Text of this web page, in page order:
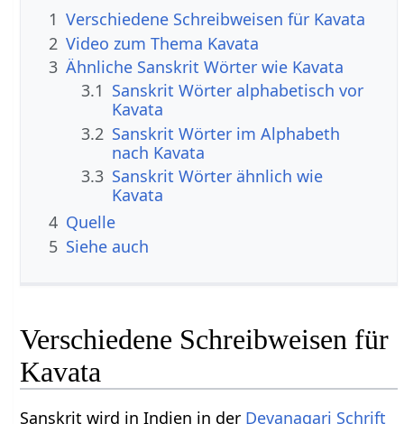
1 Verschiedene Schreibweisen für Kavata
2 Video zum Thema Kavata
3 Ähnliche Sanskrit Wörter wie Kavata
3.1 Sanskrit Wörter alphabetisch vor
Kavata
3.2 Sanskrit Wörter im Alphabeth
nach Kavata
3.3 Sanskrit Wörter ähnlich wie
Kavata
4 Quelle
5 Siehe auch
Verschiedene Schreibweisen für
Kavata
Sanskrit wird in Indien in der Devanagari Schrift